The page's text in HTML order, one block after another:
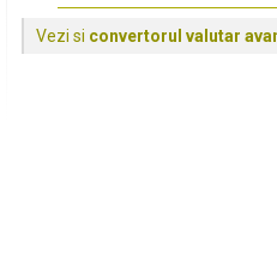
Vezi si convertorul valutar